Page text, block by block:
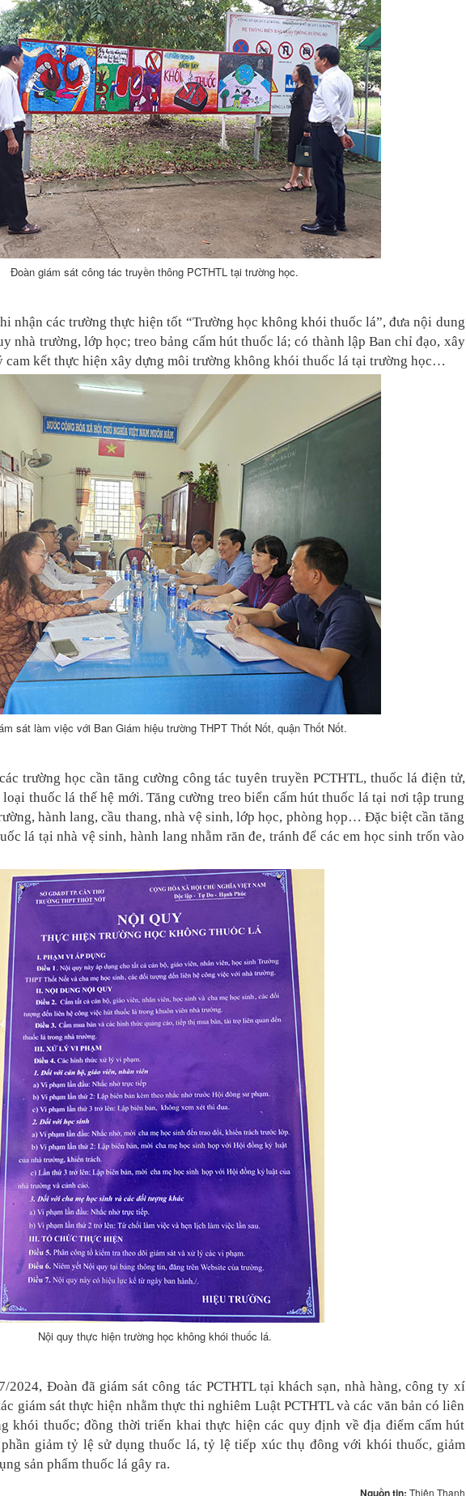
Đoàn giám sát công tác truyền thông PCTHTL tại trường học.
nhận các trường thực hiện tốt “Trường học không khói thuốc lá”, đưa nội dung
nhà trường, lớp học; treo bảng cấm hút thuốc lá; có thành lập Ban chỉ đạo, xây
cam kết thực hiện xây dựng môi trường không khói thuốc lá tại trường học…
sát làm việc với Ban Giám hiệu trường THPT Thốt Nốt, quận Thốt Nốt.
trường học cần tăng cường công tác tuyên truyền PCTHTL, thuốc lá điện tử,
thuốc lá thế hệ mới. Tăng cường treo biển cấm hút thuốc lá tại nơi tập trung
hành lang, cầu thang, nhà vệ sinh, lớp học, phòng họp… Đặc biệt cần tăng
lá tại nhà vệ sinh, hành lang nhằm răn đe, tránh để các em học sinh trốn vào
Nội quy thực hiện trường học không khói thuốc lá.
7/2024, Đoàn đã giám sát công tác PCTHTL tại khách sạn, nhà hàng, công ty xí
giám sát thực hiện nhằm thực thi nghiêm Luật PCTHTL và các văn bản có liên
khói thuốc; đồng thời triển khai thực hiện các quy định về địa điểm cấm hút
giảm tỷ lệ sử dụng thuốc lá, tỷ lệ tiếp xúc thụ đông với khói thuốc, giảm
sản phẩm thuốc lá gây ra.
Nguồn tin: Thiên Thanh